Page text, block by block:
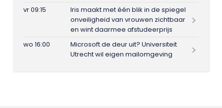
vr 09:15
Iris maakt met één blik in de spiegel
onveiligheid van vrouwen zichtbaar
en wint daarmee afstudeerprijs
wo 16:00
Microsoft de deur uit? Universiteit
Utrecht wil eigen mailomgeving